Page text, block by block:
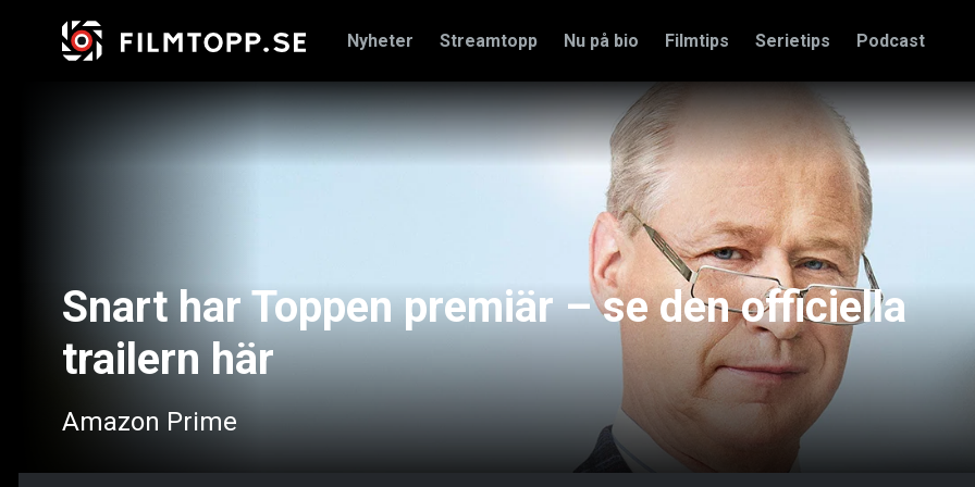
Nyheter Streamtopp Nu på bio Filmtips Serietips Podcast
Snart har Toppen premiär – se den officiella
trailern här
Amazon Prime